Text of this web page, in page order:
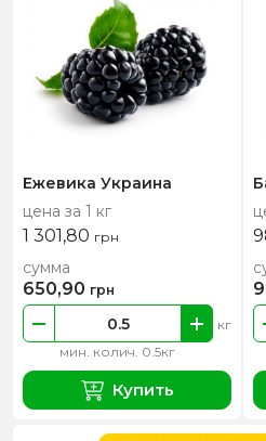
Ежевика Украина
цена за 1 кг
1 301,80 грн
мин. колич. 0.5кг
кг
сумма
650,90 грн
Купить